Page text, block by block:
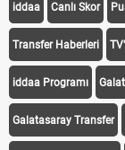
iddaa Canlı Skor
Transfer Haberleri
iddaa Programı
Galatasaray Transfer